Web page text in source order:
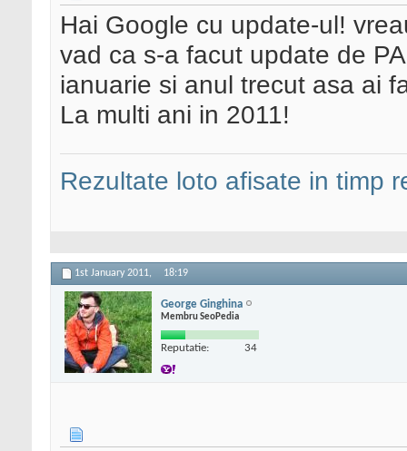
Hai Google cu update-ul!
vad ca s-a facut update de
ianuarie si anul trecut asa ai
La multi ani in 2011!
Rezultate loto afisate in timp
1st January 2011, 18:19
George Ginghina
Membru SeoPedia
Reputatie: 34